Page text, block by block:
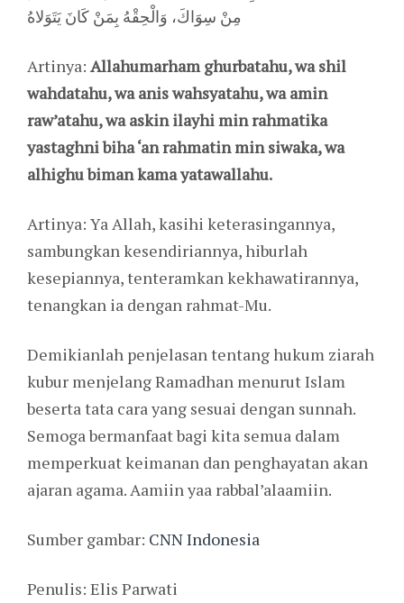
مِنْ سِوَاكَ، وَالْحِقْهُ بِمَنْ كَانَ يَتَوَلاهُ
Artinya: Allahumarham ghurbatahu, wa shil
wahdatahu, wa anis wahsyatahu, wa amin
raw’atahu, wa askin ilayhi min rahmatika
yastaghni biha ‘an rahmatin min siwaka, wa
alhighu biman kama yatawallahu.
Artinya: Ya Allah, kasihi keterasingannya,
sambungkan kesendiriannya, hiburlah
kesepiannya, tenteramkan kekhawatirannya,
tenangkan ia dengan rahmat-Mu.
Demikianlah penjelasan tentang hukum ziarah
kubur menjelang Ramadhan menurut Islam
beserta tata cara yang sesuai dengan sunnah.
Semoga bermanfaat bagi kita semua dalam
memperkuat keimanan dan penghayatan akan
ajaran agama. Aamiin yaa rabbal’alaamiin.
Sumber gambar: CNN Indonesia
Penulis: Elis Parwati